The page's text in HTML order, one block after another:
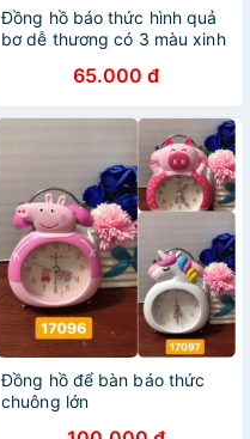
Đồng hồ báo thức hình quả
bơ dễ thương có 3 màu xinh
bàn chuông reo to
65.000 đ
Đồng hồ để bàn báo thức
chuông lớn